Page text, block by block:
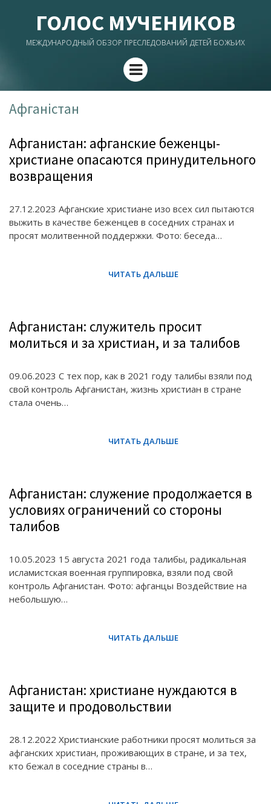
ГОЛОС МУЧЕНИКОВ
МЕЖДУНАРОДНЫЙ ОБЗОР ПРЕСЛЕДОВАНИЙ ДЕТЕЙ БОЖЬИХ
Menu
Афганістан
Афганистан: афганские беженцы-
христиане опасаются принудительного
возвращения
27.12.2023 Афганские христиане изо всех сил пытаются
выжить в качестве беженцев в соседних странах и
просят молитвенной поддержки. Фото: беседа…
Афганистан: служитель просит
молиться и за христиан, и за талибов
09.06.2023 С тех пор, как в 2021 году талибы взяли под
свой контроль Афганистан, жизнь христиан в стране
стала очень…
Афганистан: служение продолжается в
условиях ограничений со стороны
талибов
10.05.2023 15 августа 2021 года талибы, радикальная
исламистская военная группировка, взяли под свой
контроль Афганистан. Фото: афганцы Воздействие на
небольшую…
Афганистан: христиане нуждаются в
защите и продовольствии
28.12.2022 Христианские работники просят молиться за
афганских христиан, проживающих в стране, и за тех,
кто бежал в соседние страны в…